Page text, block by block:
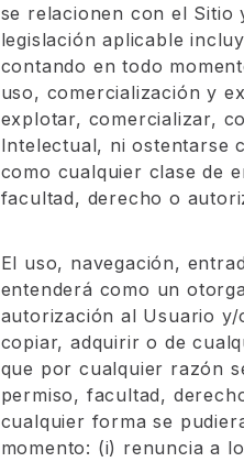
se relacionen con el Sitio
legislación aplicable
contando en todo
uso, comercialización y
explotar, comercializar,
Intelectual, ni ostentarse
como cualquier clase de
facultad, derecho o
El uso, navegación,
entenderá como un
autorización al Usuario
copiar, adquirir o de
que por cualquier razón
permiso, facultad,
cualquier forma se
momento: (i) renuncia a